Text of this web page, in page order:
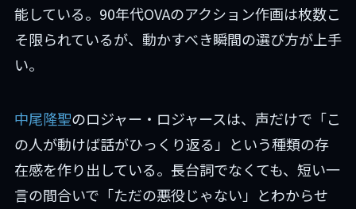
能している。90年代OVAのアクション作画は枚数こ
そ限られているが、動かすべき瞬間の選び方が上手
い。
中尾隆聖のロジャー・ロジャースは、声だけで「こ
の人が動けば話がひっくり返る」という種類の存
在感を作り出している。長台詞でなくても、短い一
言の間合いで「ただの悪役じゃない」とわからせ